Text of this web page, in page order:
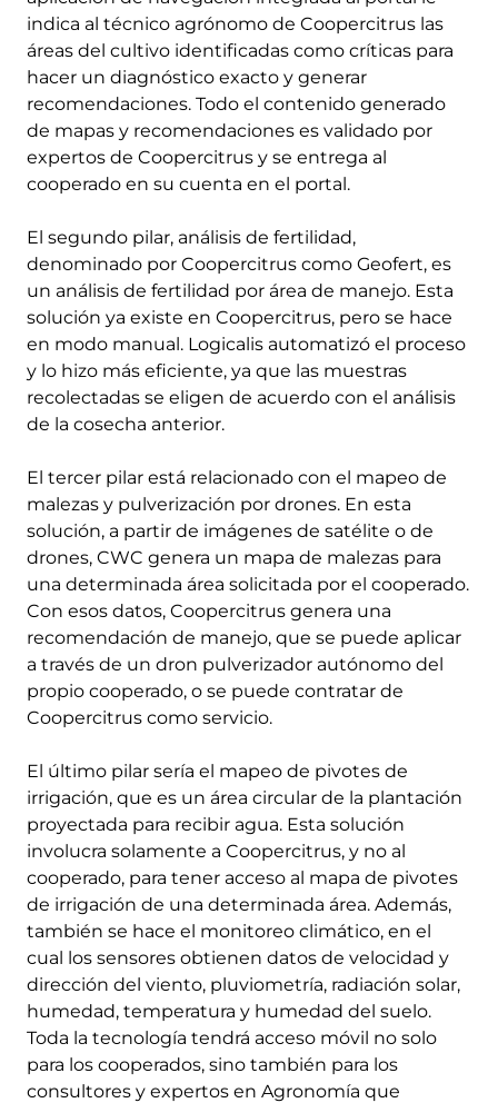
indica al técnico agrónomo de Coopercitrus las
áreas del cultivo identificadas como críticas para
hacer un diagnóstico exacto y generar
recomendaciones. Todo el contenido generado
de mapas y recomendaciones es validado por
expertos de Coopercitrus y se entrega al
cooperado en su cuenta en el portal.
El segundo pilar, análisis de fertilidad,
denominado por Coopercitrus como Geofert, es
un análisis de fertilidad por área de manejo. Esta
solución ya existe en Coopercitrus, pero se hace
en modo manual. Logicalis automatizó el proceso
y lo hizo más eficiente, ya que las muestras
recolectadas se eligen de acuerdo con el análisis
de la cosecha anterior.
El tercer pilar está relacionado con el mapeo de
malezas y pulverización por drones. En esta
solución, a partir de imágenes de satélite o de
drones, CWC genera un mapa de malezas para
una determinada área solicitada por el cooperado.
Con esos datos, Coopercitrus genera una
recomendación de manejo, que se puede aplicar
a través de un dron pulverizador autónomo del
propio cooperado, o se puede contratar de
Coopercitrus como servicio.
El último pilar sería el mapeo de pivotes de
irrigación, que es un área circular de la plantación
proyectada para recibir agua. Esta solución
involucra solamente a Coopercitrus, y no al
cooperado, para tener acceso al mapa de pivotes
de irrigación de una determinada área. Además,
también se hace el monitoreo climático, en el
cual los sensores obtienen datos de velocidad y
dirección del viento, pluviometría, radiación solar,
humedad, temperatura y humedad del suelo.
Toda la tecnología tendrá acceso móvil no solo
para los cooperados, sino también para los
consultores y expertos en Agronomía que